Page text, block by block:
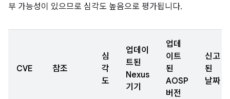
부 가능성이 있으므로 심각도 높음으로 평가됩니다.
CVE 참조
심
각
도
업데이
트된
Nexus
기기
업데
이트
된
AOSP
버전
신고
된
날짜